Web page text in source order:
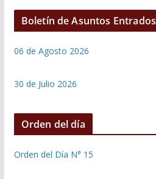
Boletín de Asuntos Entrados
06 de Agosto 2026
30 de Julio 2026
Orden del día
Orden del Día N° 15